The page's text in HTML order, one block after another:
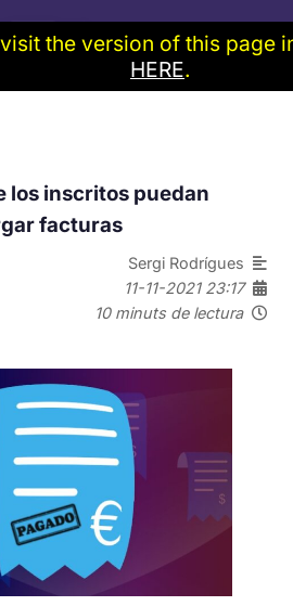
los inscritos puedan
facturas
Sergi Rodrígues
11-11-2021 23:17
10 minuts de lectura
the version of this page
HERE.